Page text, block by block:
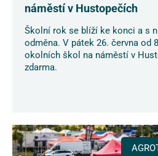
náměstí v Hustopečích
Školní rok se blíží ke konci a s
odměna. V pátek 26. června od
okolních škol na náměstí v
zdarma.